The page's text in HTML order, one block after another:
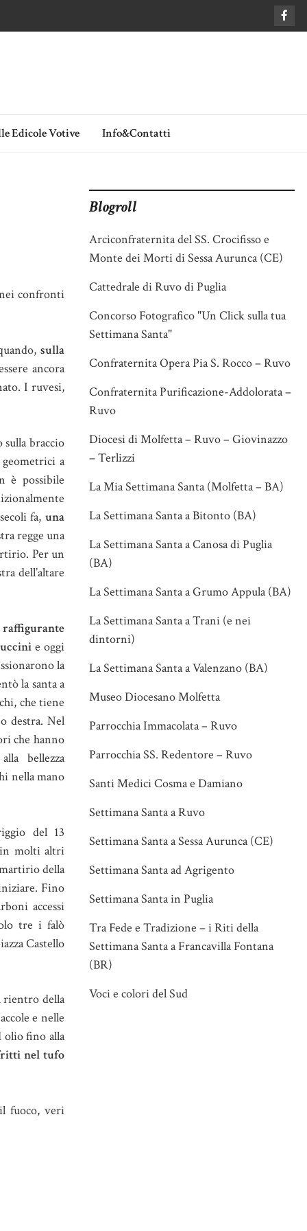
Edicole Votive Info&Contatti
confronti
sulla
ancora
I ruvesi,
sulla braccio
a
è possibile
fa, una
regge una
Per un
dell’altare
e oggi
la
la santa a
che tiene
destra. Nel
che hanno
bellezza
nella mano
del 13
in molti altri
della
Fino
accessi
tre i falò
Castello
rientro della
e nelle
olio fino alla
nel tufo
fuoco, veri
Blogroll
Arciconfraternita del SS. Crocifisso e
Monte dei Morti di Sessa Aurunca (CE)
Cattedrale di Ruvo di Puglia
Concorso Fotografico "Un Click sulla tua
Settimana Santa"
Confraternita Opera Pia S. Rocco – Ruvo
Confraternita Purificazione-Addolorata –
Ruvo
Diocesi di Molfetta – Ruvo – Giovinazzo
– Terlizzi
La Mia Settimana Santa (Molfetta – BA)
La Settimana Santa a Bitonto (BA)
La Settimana Santa a Canosa di Puglia
(BA)
La Settimana Santa a Grumo Appula (BA)
La Settimana Santa a Trani (e nei
dintorni)
La Settimana Santa a Valenzano (BA)
Museo Diocesano Molfetta
Parrocchia Immacolata – Ruvo
Parrocchia SS. Redentore – Ruvo
Santi Medici Cosma e Damiano
Settimana Santa a Ruvo
Settimana Santa a Sessa Aurunca (CE)
Settimana Santa ad Agrigento
Settimana Santa in Puglia
Tra Fede e Tradizione – i Riti della
Settimana Santa a Francavilla Fontana
(BR)
Voci e colori del Sud